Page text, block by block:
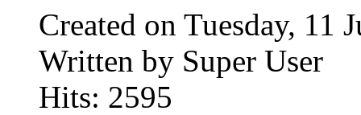
Created on Tuesday, 11
Written by Super User
Hits: 2595